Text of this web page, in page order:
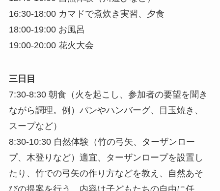
16:30-18:00 カマドで煮炊き実習、夕食
18:00-19:00 お風呂
19:00-20:00 花火大会
三日目
7:30-8:30 朝食（火を起こし、参加者の要望を聞き
ながら調理。例）パンやハンバーグ、目玉焼き、
スープなど）
8:30-10:30 自然体験（竹の弓矢、ターザンロー
プ、木登りなど）適宜、ターザンロープを設置し
たり、竹での弓矢の作り方などを教え、自然あそ
びの提案を行う。内容は子どもたちの自由に任